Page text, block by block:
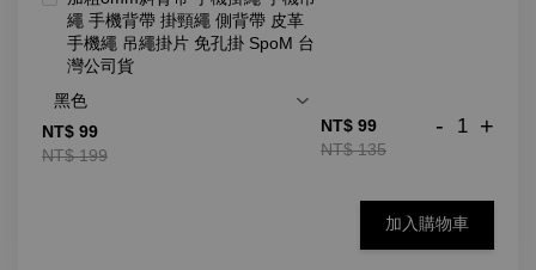
繩 手機背帶 掛頸繩 側背帶 皮革
手機繩 吊繩掛片 免孔掛 SpoM 台
灣公司貨
NT$ 99
NT$ 199
NT$ 99
NT$ 135
- +
加入購物車